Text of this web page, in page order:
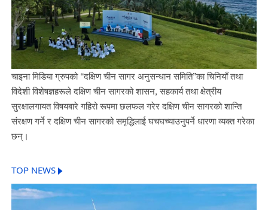
चाइना मिडिया ग्रुपको “दक्षिण चीन सागर अनुसन्धान समिति”का चिनियाँ तथा
विदेशी विशेषज्ञहरूले दक्षिण चीन सागरको शासन, सहकार्य तथा क्षेत्रीय
सुरक्षालगायत विषयबारे गहिरो रूपमा छलफल गरेर दक्षिण चीन सागरको शान्ति
संरक्षण गर्ने र दक्षिण चीन सागरको समृद्धिलाई घचघच्याउनुपर्ने धारणा व्यक्त गरेका
छन्।
TOP NEWS